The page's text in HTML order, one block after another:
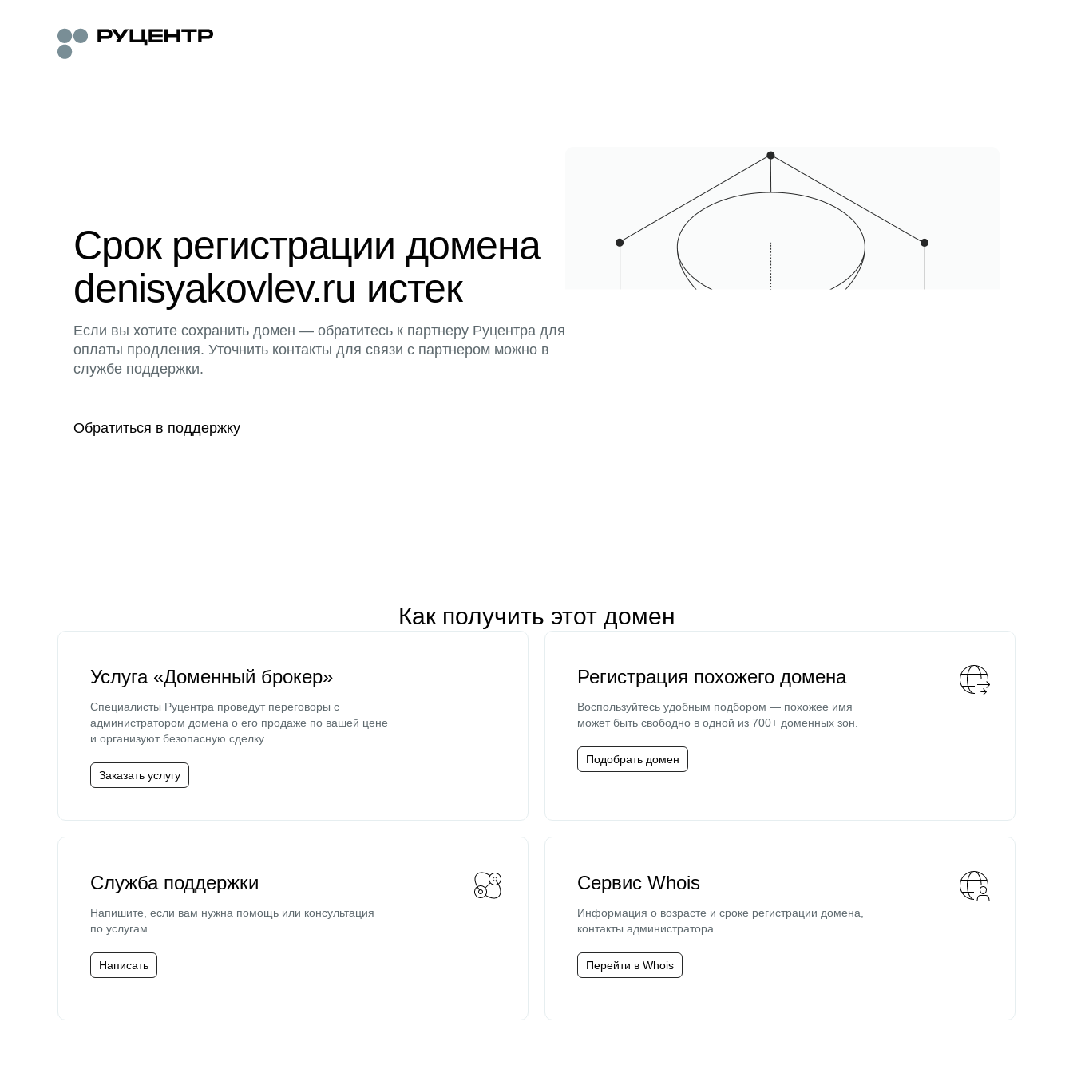
Срок регистрации домена
denisyakovlev.ru истек
Если вы хотите сохранить домен — обратитесь к партнеру Руцентра для
оплаты продления. Уточнить контакты для связи с партнером можно в
службе поддержки.
Обратиться в поддержку
Как получить этот домен
Услуга «Доменный брокер»
Специалисты Руцентра проведут переговоры с
администратором домена о его продаже по вашей цене
и организуют безопасную сделку.
Заказать услугу
Регистрация похожего домена
Воспользуйтесь удобным подбором — похожее имя
может быть свободно в одной из 700+ доменных зон.
Подобрать домен
Служба поддержки
Напишите, если вам нужна помощь или консультация
по услугам.
Написать
Сервис Whois
Информация о возрасте и сроке регистрации домена,
контакты администратора.
Перейти в Whois